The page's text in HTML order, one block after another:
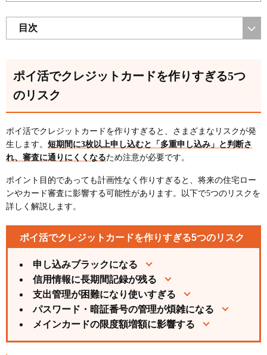
目次
ポイ活でクレジットカードを作りすぎる5つ
のリスク
ポイ活でクレジットカードを作りすぎると、さまざまなリスクが発
生します。 短期間に3枚以上申し込むと「多重申し込み」と判断さ
れ、審査に通りにくくなるため注意が必要です。
ポイント目的であっても計画性なく作りすぎると、将来の住宅ロー
ンやカード審査に影響する可能性があります。以下で5つのリスクを
詳しく解説します。
ポイ活でクレジットカードを作りすぎる5つのリスク
申し込みブラックになる
信用情報に長期間記録が残る
支出管理が困難になり使いすぎる
パスワード・暗証番号の管理が煩雑になる
メインカードの限度額増額に影響する